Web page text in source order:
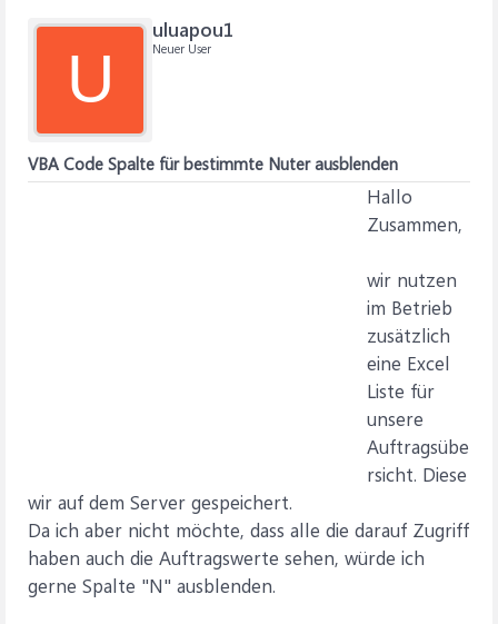
U
uluapou1
Neuer User
VBA Code Spalte für bestimmte Nuter ausblenden
Hallo
Zusammen,
wir nutzen
im Betrieb
zusätzlich
eine Excel
Liste für
unsere
Auftragsübe
rsicht. Diese
wir auf dem Server gespeichert.
Da ich aber nicht möchte, dass alle die darauf Zugriff
haben auch die Auftragswerte sehen, würde ich
gerne Spalte "N" ausblenden.